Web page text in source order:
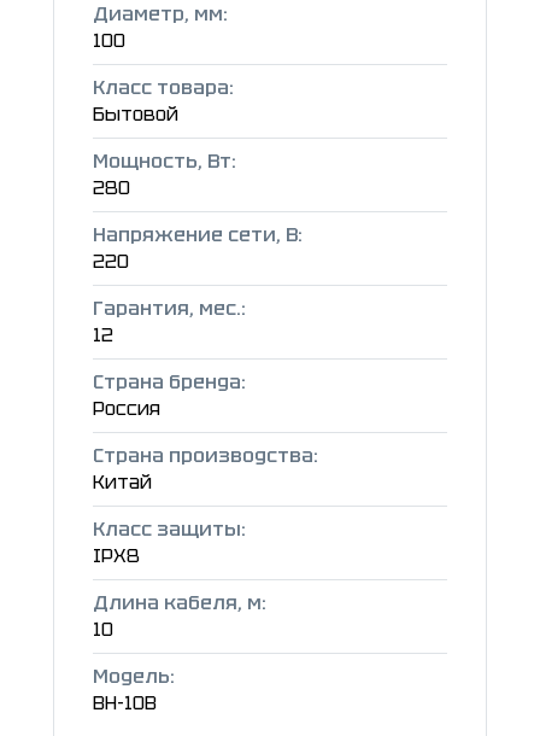
Диаметр, мм:
100
Класс товара:
Бытовой
Мощность, Вт:
280
Напряжение сети, В:
220
Гарантия, мес.:
12
Страна бренда:
Россия
Страна производства:
Китай
Класс защиты:
IPX8
Длина кабеля, м:
10
Модель:
ВН-10В